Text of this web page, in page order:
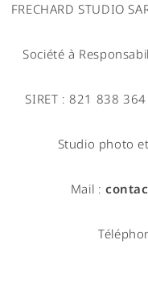
FRECHARD STUDIO
Société à
SIRET : 821 838
Studio photo
Mail :